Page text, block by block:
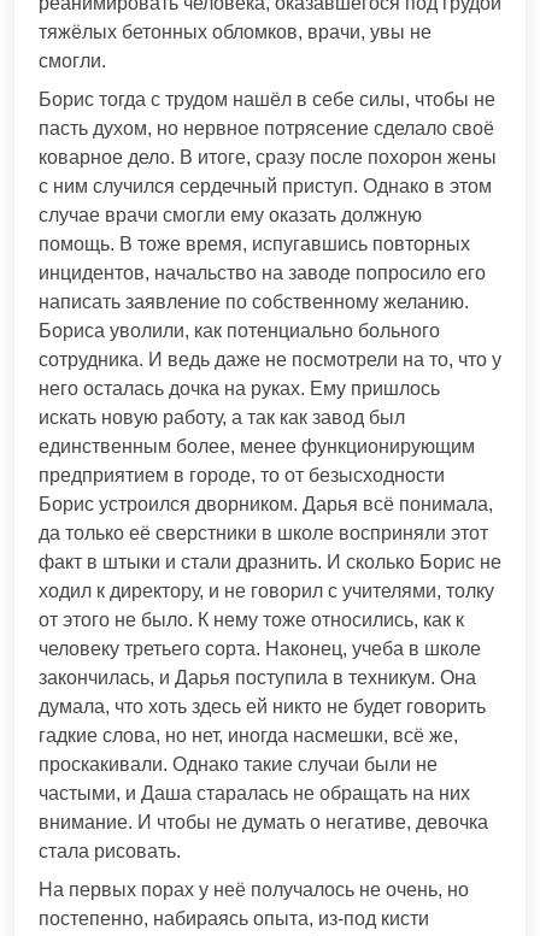
тяжёлых бетонных обломков, врачи, увы не
смогли.
Борис тогда с трудом нашёл в себе силы, чтобы не
пасть духом, но нервное потрясение сделало своё
коварное дело. В итоге, сразу после похорон жены
с ним случился сердечный приступ. Однако в этом
случае врачи смогли ему оказать должную
помощь. В тоже время, испугавшись повторных
инцидентов, начальство на заводе попросило его
написать заявление по собственному желанию.
Бориса уволили, как потенциально больного
сотрудника. И ведь даже не посмотрели на то, что у
него осталась дочка на руках. Ему пришлось
искать новую работу, а так как завод был
единственным более, менее функционирующим
предприятием в городе, то от безысходности
Борис устроился дворником. Дарья всё понимала,
да только её сверстники в школе восприняли этот
факт в штыки и стали дразнить. И сколько Борис не
ходил к директору, и не говорил с учителями, толку
от этого не было. К нему тоже относились, как к
человеку третьего сорта. Наконец, учеба в школе
закончилась, и Дарья поступила в техникум. Она
думала, что хоть здесь ей никто не будет говорить
гадкие слова, но нет, иногда насмешки, всё же,
проскакивали. Однако такие случаи были не
частыми, и Даша старалась не обращать на них
внимание. И чтобы не думать о негативе, девочка
стала рисовать.
На первых порах у неё получалось не очень, но
постепенно, набираясь опыта, из-под кисти